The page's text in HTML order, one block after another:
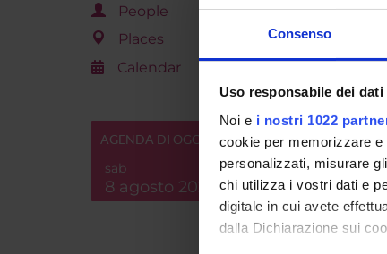
Consenso
Uso responsabile dei dati
Noi e i nostri 1022
cookie per memorizzare
personalizzati, misurare
chi utilizza i vostri dati e
digitale in cui avete
dalla Dichiarazione sui
People
Places
Calendar
AGENDA DI OGGI
sab
8 agosto 2026